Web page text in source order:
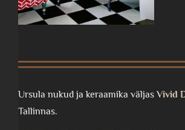
Ursula nukud ja keraamika väljasVivid
Tallinnas.